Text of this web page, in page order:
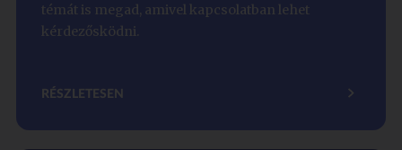
témát is megad, amivel kapcsolatban lehet
kérdezősködni.
RÉSZLETESEN